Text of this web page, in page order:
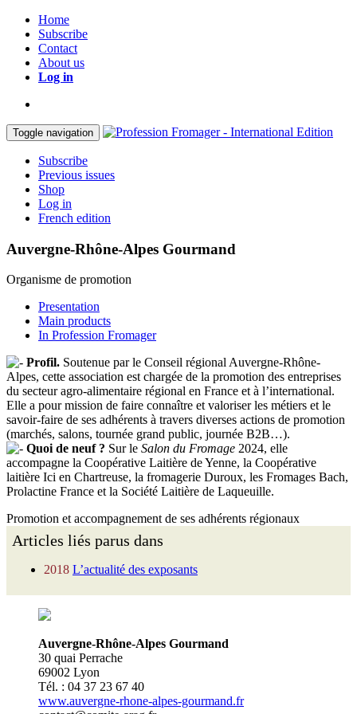
Home
Subscribe
Contact
About us
Log in
Toggle navigation
Subscribe
Previous issues
Shop
Log in
French edition
Auvergne-Rhône-Alpes Gourmand
Organisme de promotion
Presentation
Main products
In Profession Fromager
Profil. Soutenue par le Conseil régional Auvergne-Rhône-
Alpes, cette association est chargée de la promotion des entreprises
du secteur agro-alimentaire régional en France et à l’international.
Elle a pour mission de faire connaître et valoriser les métiers et le
savoir-faire de ses adhérents à travers diverses actions de promotion
(marchés, salons, tournée grand public, journée B2B…).
Quoi de neuf ? Sur le Salon du Fromage 2024, elle
accompagne la Coopérative Laitière de Yenne, la Coopérative
laitière Ici en Chartreuse, la fromagerie Duroux, les Fromages Bach,
Prolactine France et la Société Laitière de Laqueuille.
Promotion et accompagnement de ses adhérents régionaux
Articles liés parus dans
2018 L’actualité des exposants
Auvergne-Rhône-Alpes Gourmand
30 quai Perrache
69002 Lyon
Tél. : 04 37 23 67 40
www.auvergne-rhone-alpes-gourmand.fr